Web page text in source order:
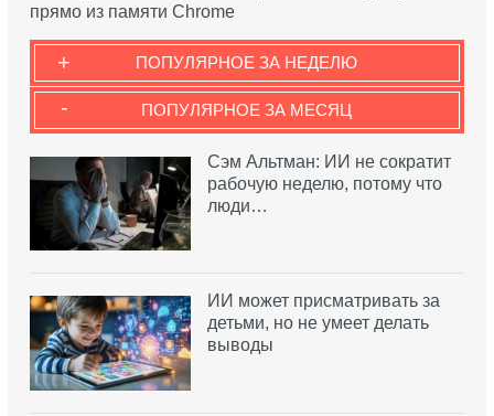
прямо из памяти Chrome
ПОПУЛЯРНОЕ ЗА НЕДЕЛЮ
+
ПОПУЛЯРНОЕ ЗА МЕСЯЦ
-
Сэм Альтман: ИИ не сократит
рабочую неделю, потому что
люди…
ИИ может присматривать за
детьми, но не умеет делать
выводы